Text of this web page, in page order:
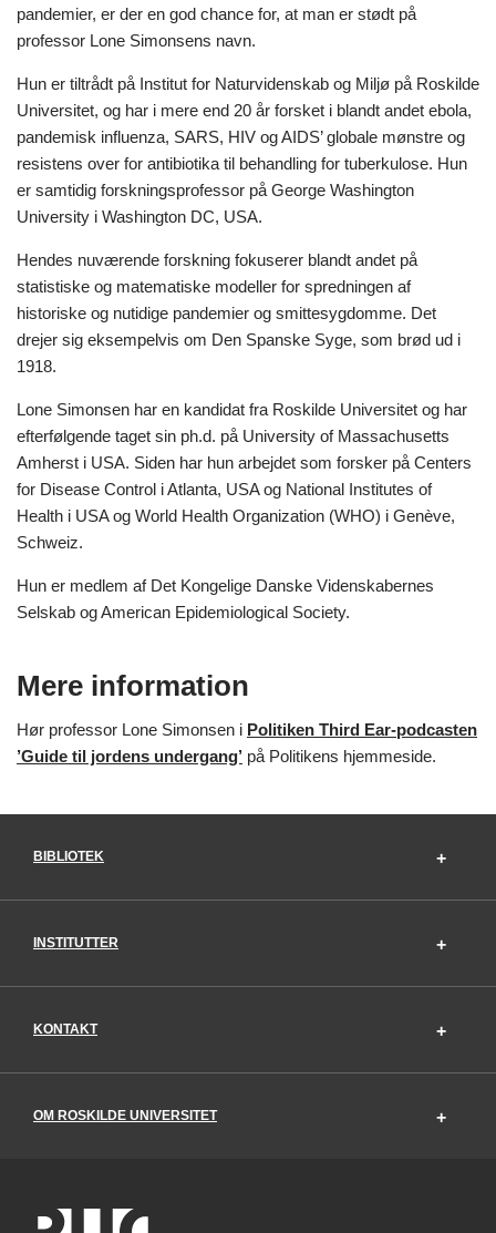
pandemier, er der en god chance for, at man er stødt på
professor Lone Simonsens navn.
Hun er tiltrådt på Institut for Naturvidenskab og Miljø på Roskilde
Universitet, og har i mere end 20 år forsket i blandt andet ebola,
pandemisk influenza, SARS, HIV og AIDS’ globale mønstre og
resistens over for antibiotika til behandling for tuberkulose. Hun
er samtidig forskningsprofessor på George Washington
University i Washington DC, USA.
Hendes nuværende forskning fokuserer blandt andet på
statistiske og matematiske modeller for spredningen af
historiske og nutidige pandemier og smittesygdomme. Det
drejer sig eksempelvis om Den Spanske Syge, som brød ud i
1918.
Lone Simonsen har en kandidat fra Roskilde Universitet og har
efterfølgende taget sin ph.d. på University of Massachusetts
Amherst i USA. Siden har hun arbejdet som forsker på Centers
for Disease Control i Atlanta, USA og National Institutes of
Health i USA og World Health Organization (WHO) i Genève,
Schweiz.
Hun er medlem af Det Kongelige Danske Videnskabernes
Selskab og American Epidemiological Society.
Mere information
Hør professor Lone Simonsen i Politiken Third Ear-podcasten
’Guide til jordens undergang’ på Politikens hjemmeside.
BIBLIOTEK
INSTITUTTER
KONTAKT
OM ROSKILDE UNIVERSITET